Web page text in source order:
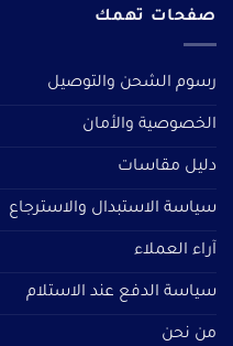
صفحات تهمك
رسوم الشحن والتوصيل
الخصوصية والأمان
دليل مقاسات
سياسة الاستبدال والاسترجاع
آراء العملاء
سياسة الدفع عند الاستلام
من نحن